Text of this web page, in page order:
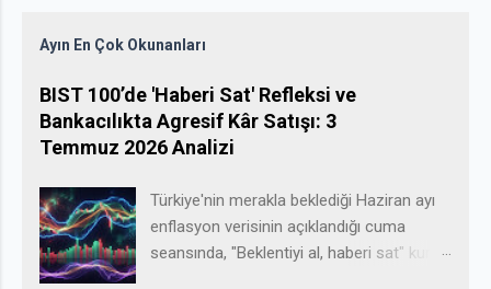
bulacağımız konular: *Pasif gelir nedir?
*Bonus: Uzak durmanız gereken pasif
gelir yöntemleri
uygulamalı olarak izleyicilerle paylaşıyor.
sırrı nedir? Bugün Youtube'da gezinirken
denk geldiğim bir videoda bu sorulara
cevap aranıyor. Programın adı: Gizli
yayınlanan reality show tarzı bir bir
belgesel. Bölümleri youtube'da da
paylaşılıyor. Programın yıldızı Amerikalı
Ayın En Çok Okunanları
BIST 100’de 'Haberi Sat' Refleksi ve
Bankacılıkta Agresif Kâr Satışı: 3
Temmuz 2026 Analizi
Türkiye'nin merakla beklediği Haziran ayı
enflasyon verisinin açıklandığı cuma
seansında, "Beklentiyi al, haberi sat" kuralı